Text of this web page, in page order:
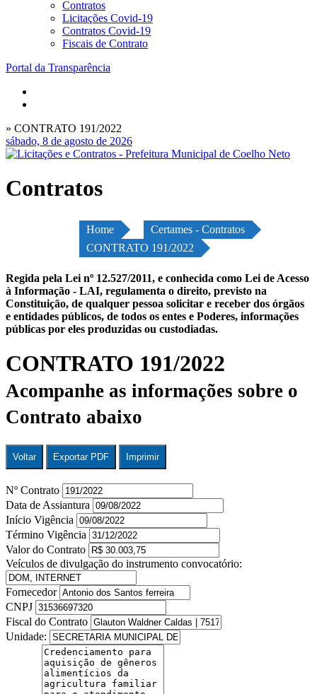
Contratos
Licitações Covid-19
Contratos Covid-19
Fiscais de Contrato
Portal da Transparência
» CONTRATO 191/2022
sábado, 8 de agosto de 2026
Contratos
Home
Certames - Contratos
CONTRATO 191/2022
Regida pela Lei nº 12.527/2011, e conhecida como Lei de Acesso
à Informação - LAI, regulamenta o direito, previsto na
Constituição, de qualquer pessoa solicitar e receber dos órgãos
e entidades públicos, de todos os entes e Poderes, informações
públicas por eles produzidas ou custodiadas.
CONTRATO 191/2022
Acompanhe as informações sobre o
Contrato abaixo
Voltar Exportar PDF Imprimir
Nº Contrato
Data de Assiantura
Início Vigência
Término Vigência
Valor do Contrato
Veículos de divulgação do instrumento convocatório:
Fornecedor
CNPJ
Fiscal do Contrato
Unidade: